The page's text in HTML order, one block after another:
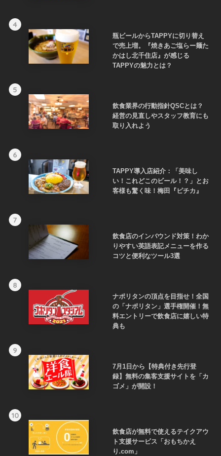
4
瓶ビールからTAPPYに切り替え
で売上増。『焼きあご塩らー麺た
かはし北千住店』が感じる
TAPPYの魅力とは？
5
飲食業界の行動指針QSCとは？
経営の見直しやスタッフ教育にも
取り入れよう
6
TAPPY導入店紹介：「美味し
い！これどこのビール！？」とお
客様も驚く味！梅田『ピチカ』
7
飲食店のインバウンド対策！わか
りやすい英語表記メニューを作る
コツと便利なツール3選
8
ナポリタンの頂点を目指せ！全国
の「ナポリタン」選手権開催！無
料エントリーで飲食店に嬉しい特
典も
9
7月1日から【特典付き先行登
録】無料の集客支援サイトを「カ
ゴメ」が開設！
10
飲食店が無料で使えるテイクアウ
ト支援サービス「おもちかえ
り.com」